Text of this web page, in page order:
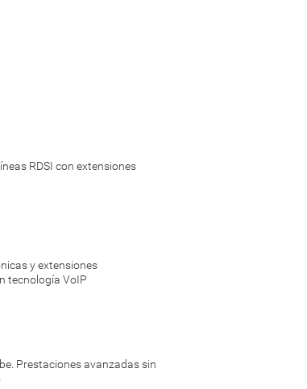
RDSI con extensiones
y extensiones
tecnología VoIP
Prestaciones avanzadas sin